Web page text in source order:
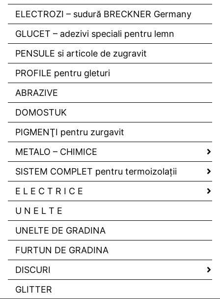
ELECTROZI – sudură BRECKNER Germany
GLUCET – adezivi speciali pentru lemn
PENSULE si articole de zugravit
PROFILE pentru gleturi
ABRAZIVE
DOMOSTUK
PIGMENŢI pentru zurgavit
METALO – CHIMICE
SISTEM COMPLET pentru termoizolaţii
E L E C T R I C E
U N E L T E
UNELTE DE GRADINA
FURTUN DE GRADINA
DISCURI
GLITTER